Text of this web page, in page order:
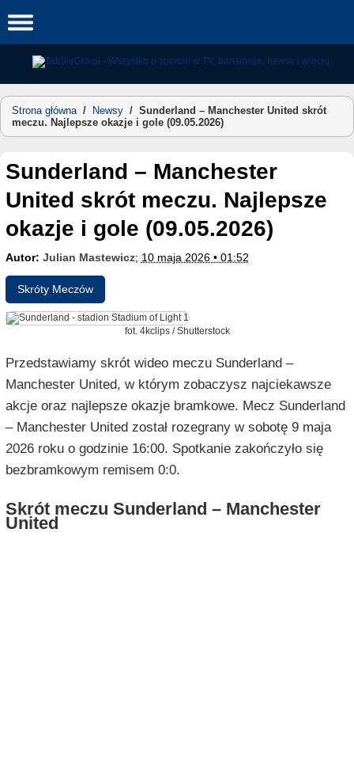
to
Strona główna/ Newsy / Sunderland – Manchester United skrót
meczu. Najlepsze okazje i gole (09.05.2026)
Sunderland – Manchester
United skrót meczu. Najlepsze
okazje i gole (09.05.2026)
Autor: Julian Mastewicz; 10 maja 2026 • 01:52
Skróty Meczów
fot. 4kclips / Shutterstock
Przedstawiamy skrót wideo meczu Sunderland –
Manchester United, w którym zobaczysz najciekawsze
akcje oraz najlepsze okazje bramkowe. Mecz Sunderland
– Manchester United został rozegrany w sobotę 9 maja
2026 roku o godzinie 16:00. Spotkanie zakończyło się
bezbramkowym remisem 0:0.
Skrót meczu Sunderland – Manchester
United